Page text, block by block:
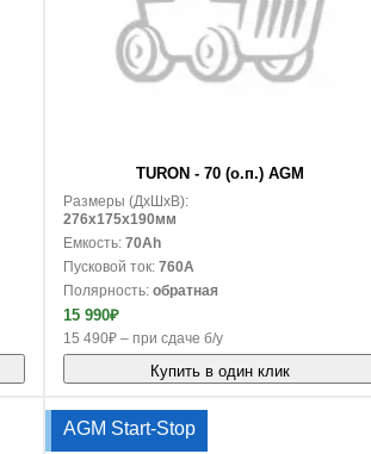
TURON - 70 (о.п.) AGM
Размеры (ДxШxВ):
276x175x190мм
Емкость:70Ah
Пусковой ток:760A
Полярность:обратная
15 990₽
15 490₽ – при сдаче б/у
Купить в один клик
AGM Start-Stop